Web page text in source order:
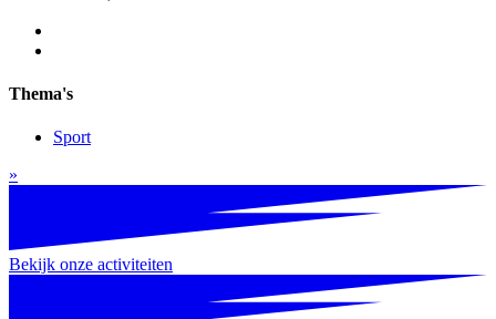
Thema's
Sport
»
Bekijk onze activiteiten